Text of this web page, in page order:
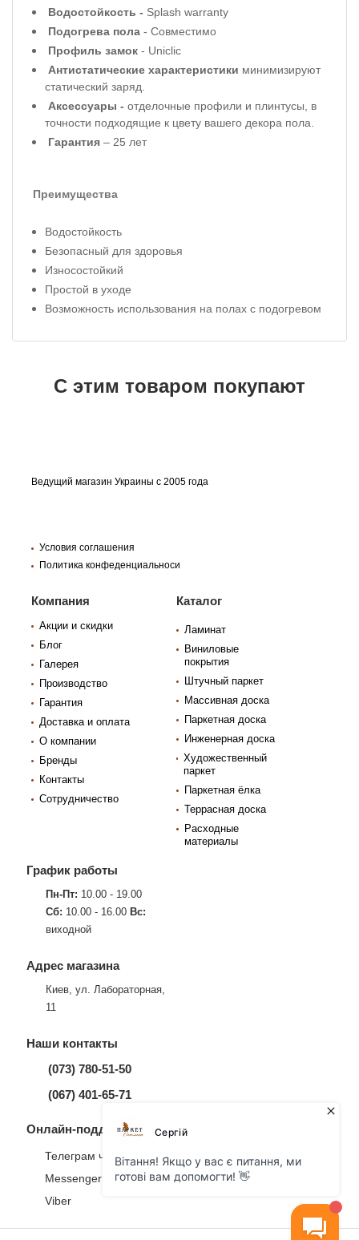
Водостойкость - Splash warranty
Подогрева пола - Совместимо
Профиль замок - Uniclic
Антистатические характеристики минимизируют
статический заряд.
Аксессуары - отделочные профили и плинтусы, в
точности подходящие к цвету вашего декора пола.
Гарантия – 25 лет
Преимущества
Водостойкость
Безопасный для здоровья
Износостойкий
Простой в уходе
Возможность использования на полах с подогревом
С этим товаром покупают
Ведущий магазин Украины с 2005 года
Условия соглашения
Политика конфеденциальноси
Компания
Акции и скидки
Блог
Галерея
Производство
Гарантия
Доставка и оплата
О компании
Бренды
Контакты
Сотрудничество
Каталог
Ламинат
Виниловые
покрытия
Штучный паркет
Массивная доска
Паркетная доска
Инженерная доска
Художественный
паркет
Паркетная ёлка
Террасная доска
Расходные
материалы
График работы
Пн-Пт: 10.00 - 19.00
Сб: 10.00 - 16.00 Вс:
виходной
Адрес магазина
Киев, ул. Лабораторная,
11
Наши контакты
(073) 780-51-50
(067) 401-65-71
Онлайн-поддержка
Телеграм чат
Messenger
Viber